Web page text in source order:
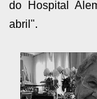
do Hospital
abril".